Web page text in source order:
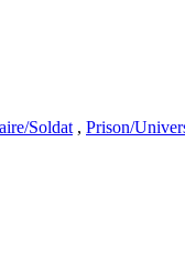
Soldat , Prison/